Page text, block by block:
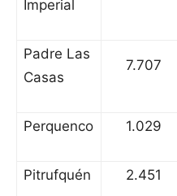
Imperial
Padre Las
Casas
7.707
Perquenco 1.029
Pitrufquén 2.451